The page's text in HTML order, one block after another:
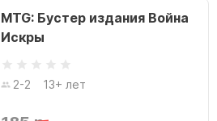
MTG: Бустер издания Война
Искры
2-2 13+ лет